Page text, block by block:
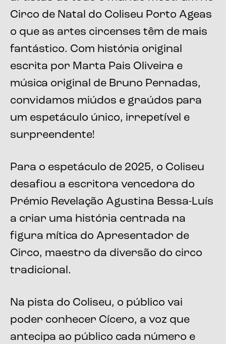
Circo de Natal do Coliseu Porto Ageas
o que as artes circenses têm de mais
fantástico. Com história original
escrita por Marta Pais Oliveira e
música original de Bruno Pernadas,
convidamos miúdos e graúdos para
um espetáculo único, irrepetível e
surpreendente!
Para o espetáculo de 2025, o Coliseu
desafiou a escritora vencedora do
Prémio Revelação Agustina Bessa-Luís
a criar uma história centrada na
figura mítica do Apresentador de
Circo, maestro da diversão do circo
tradicional.
Na pista do Coliseu, o público vai
poder conhecer Cícero, a voz que
antecipa ao público cada número e